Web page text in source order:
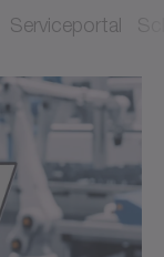
Serviceportal